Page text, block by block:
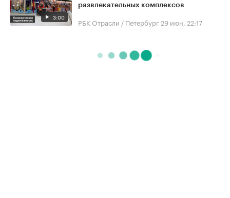
3:00
развлекательных комплексов
РБК Отрасли / Петербург 29 июн, 22:17